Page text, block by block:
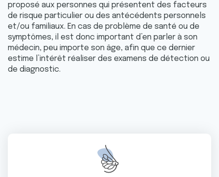
proposé aux personnes qui présentent des facteurs
de risque particulier ou des antécédents personnels
et/ou familiaux. En cas de problème de santé ou de
symptômes, il est donc important d’en parler à son
médecin, peu importe son âge, afin que ce dernier
estime l’intérêt réaliser des examens de détection ou
de diagnostic.